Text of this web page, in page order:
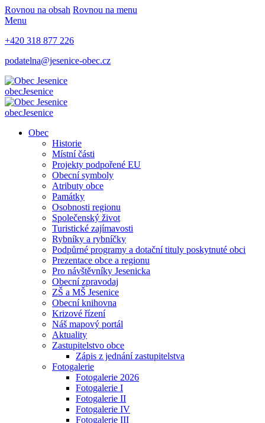
Rovnou na obsah Rovnou na menu
Menu
+420 318 877 226
podatelna@jesenice-obec.cz
obecJesenice
obecJesenice
Obec
Historie
Místní části
Projekty podpořené EU
Obecní symboly
Atributy obce
Památky
Osobnosti regionu
Společenský život
Turistické zajímavosti
Rybníky a rybníčky
Podpůrné programy a dotační tituly poskytnuté obci
Prezentace obce a regionu
Pro návštěvníky Jesenicka
Obecní zpravodaj
ZŠ a MŠ Jesenice
Obecní knihovna
Krizové řízení
Náš mapový portál
Aktuality
Zastupitelstvo obce
Zápis z jednání zastupitelstva
Fotogalerie
Fotogalerie 2026
Fotogalerie I
Fotogalerie II
Fotogalerie IV
Fotogalerie III